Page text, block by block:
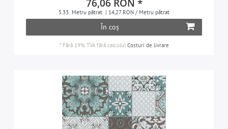
76,06 RON *
5.33 Metru pătrat | 14,27 RON / Metru pătrat
În coș
* Fără 19% TVAfără calculul Costuri de livrare